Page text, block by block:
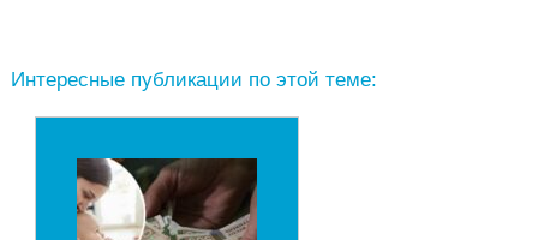
Интересные публикации по этой теме: